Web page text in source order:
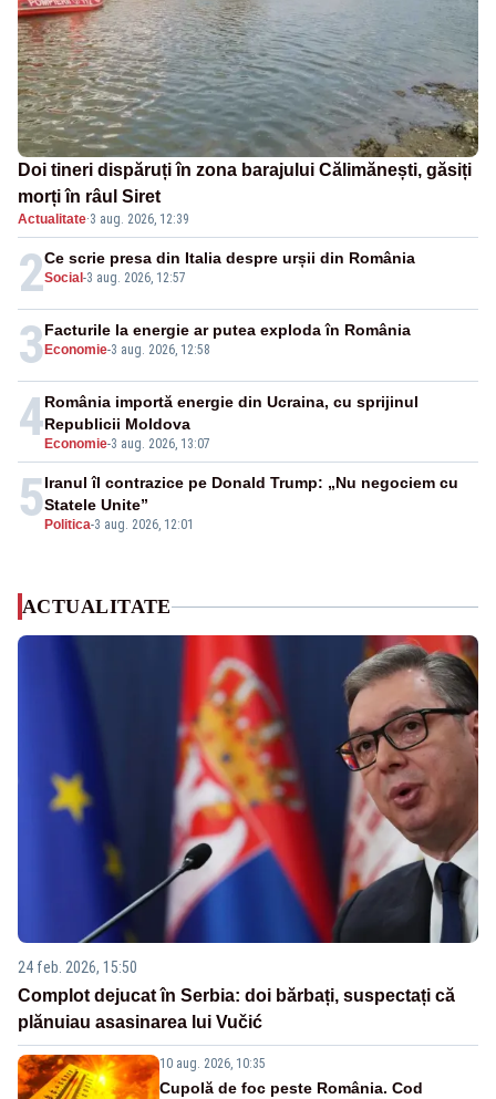
Doi tineri dispăruți în zona barajului Călimănești, găsiți
morți în râul Siret
Actualitate·3 aug. 2026, 12:39
2Social -3 aug. 2026, 12:57
Ce scrie presa din Italia despre urșii din România
3 Economie-3 aug. 2026, 12:58
Facturile la energie ar putea exploda în România
4 Economie-3 aug. 2026, 13:07
România importă energie din Ucraina, cu sprijinul
Republicii Moldova
5 Politica-3 aug. 2026, 12:01
Iranul îl contrazice pe Donald Trump: „Nu negociem cu
Statele Unite”
ACTUALITATE
24 feb. 2026, 15:50
Complot dejucat în Serbia: doi bărbați, suspectați că
plănuiau asasinarea lui Vučić
10 aug. 2026, 10:35
Cupolă de foc peste România. Cod